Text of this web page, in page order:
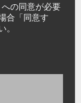
への同意が必要
合「同意す